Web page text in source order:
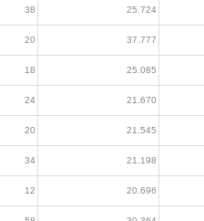
38 25.724
20 37.777
18 25.085
24 21.670
20 21.545
34 21.198
12 20.696